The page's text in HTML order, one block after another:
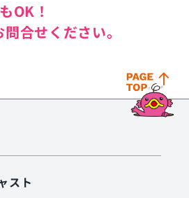
OK！
合せください。
スト